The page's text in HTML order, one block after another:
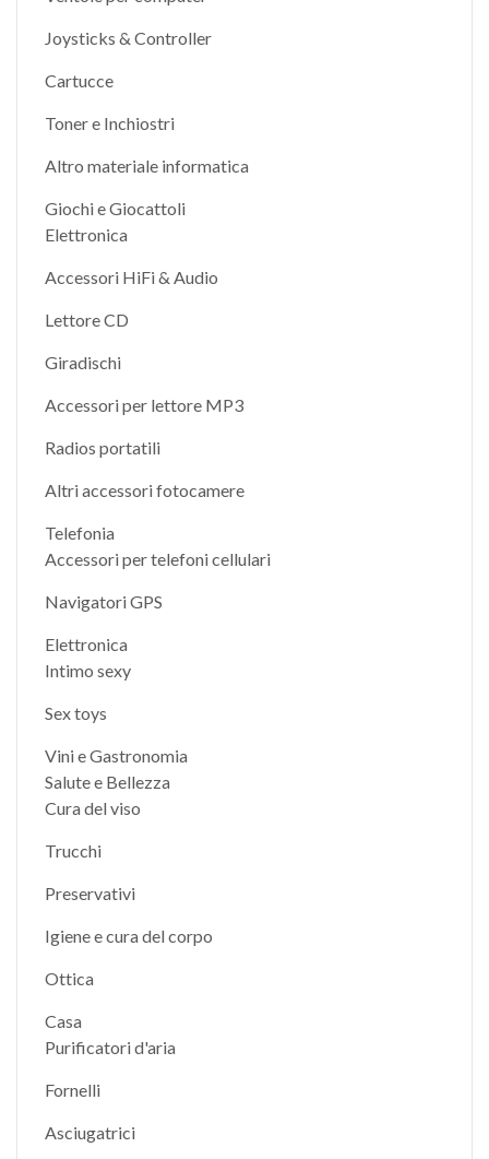
Joysticks & Controller
Cartucce
Toner e Inchiostri
Altro materiale informatica
Giochi e Giocattoli
Elettronica
Accessori HiFi & Audio
Lettore CD
Giradischi
Accessori per lettore MP3
Radios portatili
Altri accessori fotocamere
Telefonia
Accessori per telefoni cellulari
Navigatori GPS
Elettronica
Intimo sexy
Sex toys
Vini e Gastronomia
Salute e Bellezza
Cura del viso
Trucchi
Preservativi
Igiene e cura del corpo
Ottica
Casa
Purificatori d'aria
Fornelli
Asciugatrici